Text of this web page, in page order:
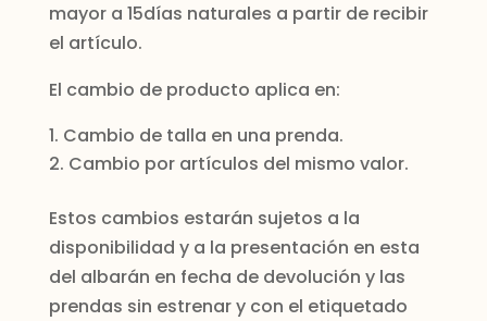
mayor a 15días naturales a partir de recibir
el artículo.
El cambio de producto aplica en:
Cambio de talla en una prenda.
Cambio por artículos del mismo valor.
Estos cambios estarán sujetos a la
disponibilidad y a la presentación en esta
del albarán en fecha de devolución y las
prendas sin estrenar y con el etiquetado